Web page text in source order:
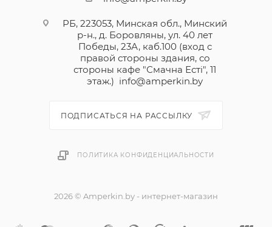
РБ, 223053, Минская обл., Минский
р-н., д. Боровляны, ул. 40 лет
Победы, 23А, каб.100 (вход с
правой стороны здания, со
стороны кафе "Смачна Естi", 11
этаж.) info@amperkin.by
ПОДПИСАТЬСЯ НА РАССЫЛКУ
ПОЛИТИКА КОНФИДЕНЦИАЛЬНОСТИ
2026 © Amperkin.by - интернет-магазин